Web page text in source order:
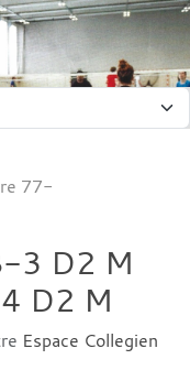
77-
3 D2 M
D2 M
Espace Collegien